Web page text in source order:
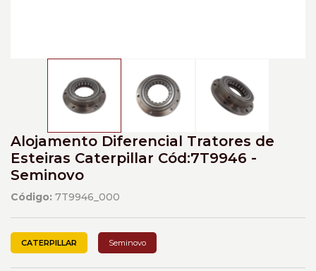
Alojamento Diferencial Tratores de
Esteiras Caterpillar Cód:7T9946 -
Seminovo
Código: 7T9946_000
CATERPILLAR Seminovo